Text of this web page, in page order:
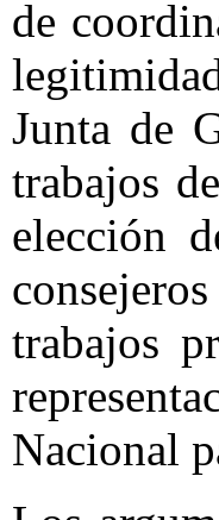
de
Junta de
trabajos
elección
trabajos
Nacional